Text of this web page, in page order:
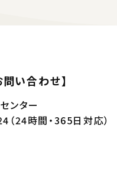
い合わせ】
ンター
時間・365日対応）